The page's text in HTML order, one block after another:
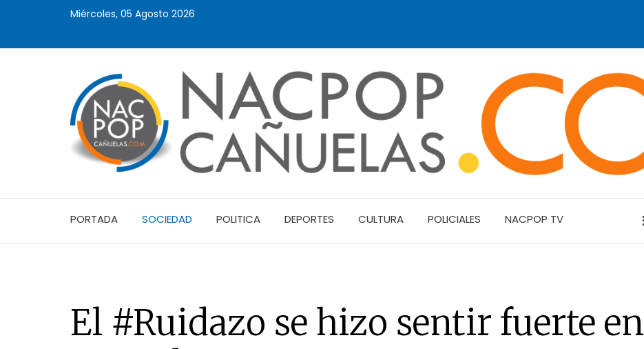
Miércoles, 05 Agosto 2026
PORTADA SOCIEDAD POLITICA DEPORTES CULTURA POLICIALES NACPOP TV
El #Ruidazo se hizo sentir fuerte en